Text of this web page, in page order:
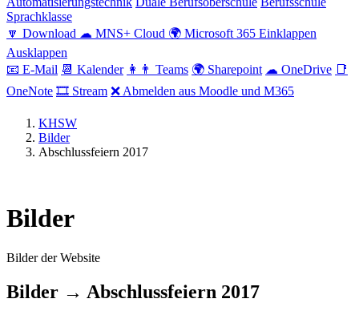
Sprachklasse
🔽 Download ☁ MNS+ Cloud 🌍 Microsoft 365 Einklappen
Ausklappen
📧 E-Mail 📆 Kalender 👩👨 Teams 🌍 Sharepoint ☁ OneDrive 📑
OneNote 🎞 Stream ❌ Abmelden aus Moodle und M365
KHSW
Bilder
Abschlussfeiern 2017
Bilder
Bilder der Website
Bilder → Abschlussfeiern 2017